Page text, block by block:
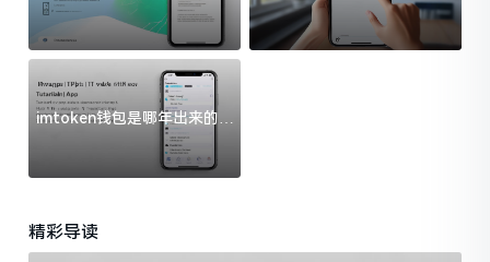
过来人告诉你门道
渠道避坑指南
imtoken钱包是哪年出来的？
一文给你说清楚
精彩导读